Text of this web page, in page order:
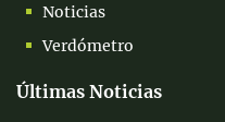
Noticias
Verdómetro
Últimas Noticias